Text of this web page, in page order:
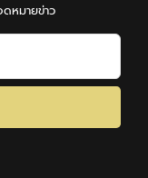
หมายข่าว